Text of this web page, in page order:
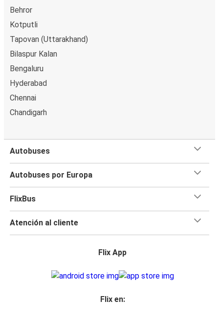
Behror
Kotputli
Tapovan (Uttarakhand)
Bilaspur Kalan
Bengaluru
Hyderabad
Chennai
Chandigarh
Autobuses
Autobuses por Europa
FlixBus
Atención al cliente
Flix App
Flix en: